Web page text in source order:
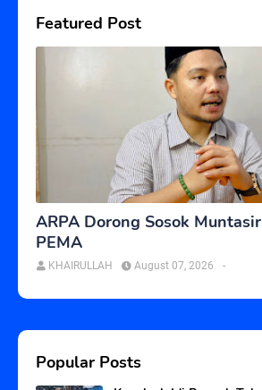
Featured Post
ARPA Dorong Sosok
PEMA
KHAIRULLAH -
August 07, 2026
Popular Posts